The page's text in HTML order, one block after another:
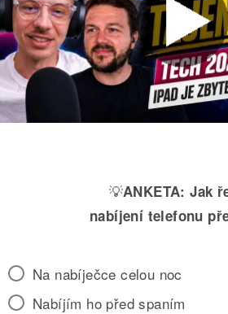
💡ANKETA: Jak
nabíjení telefonu
Na nabíječce celou noc
Nabíjím ho před spaním